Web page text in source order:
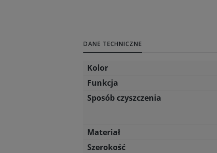
DANE TECHNICZNE
Kolor
Funkcja
Sposób czyszczenia
Materiał
Szerokość